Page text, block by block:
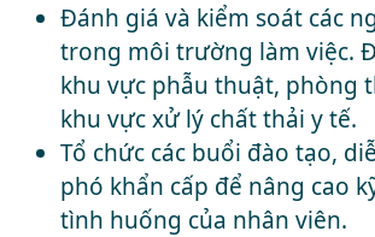
Đánh giá và kiểm soát các
trong môi trường làm việc.
khu vực phẫu thuật, phòng
khu vực xử lý chất thải y tế.
Tổ chức các buổi đào tạo,
phó khẩn cấp để nâng cao
tình huống của nhân viên.